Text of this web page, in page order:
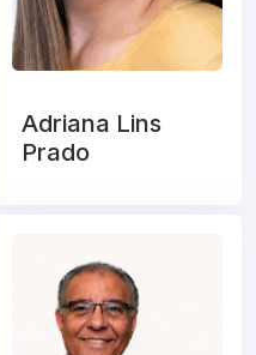
Adriana Lins
Prado